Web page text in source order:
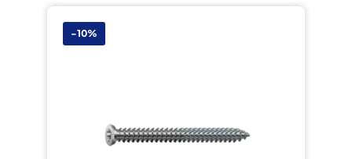
-10%